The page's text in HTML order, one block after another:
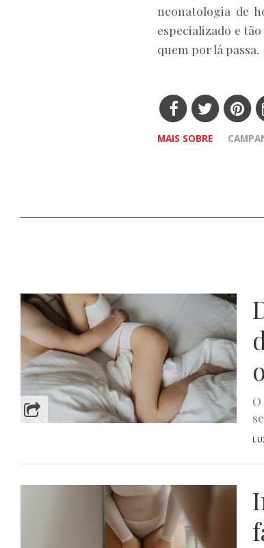
neonatologia de
especializado e
quem por lá passa.
MAIS SOBRE